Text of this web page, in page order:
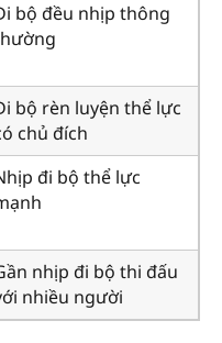
bộ đều nhịp thông
bộ rèn luyện thể lực
chủ đích
đi bộ thể lực
nhịp đi bộ thi đấu
nhiều người